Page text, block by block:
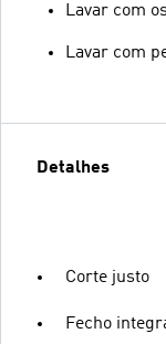
Lavar com
Lavar com
Detalhes
Corte justo
Fecho